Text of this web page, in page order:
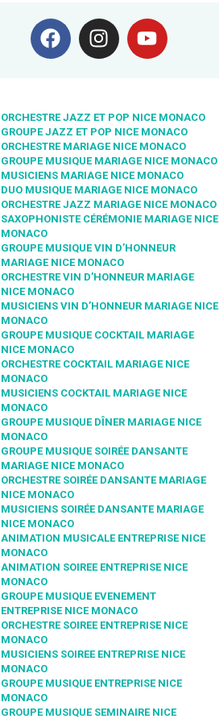
ORCHESTRE JAZZ ET POP NICE MONACO
GROUPE JAZZ ET POP NICE MONACO
ORCHESTRE MARIAGE NICE MONACO
GROUPE MUSIQUE MARIAGE NICE MONACO
MUSICIENS MARIAGE NICE MONACO
DUO MUSIQUE MARIAGE NICE MONACO
ORCHESTRE JAZZ MARIAGE NICE MONACO
SAXOPHONISTE CÉRÉMONIE MARIAGE NICE
MONACO
GROUPE MUSIQUE VIN D’HONNEUR
MARIAGE NICE MONACO
ORCHESTRE VIN D’HONNEUR MARIAGE
NICE MONACO
MUSICIENS VIN D’HONNEUR MARIAGE NICE
MONACO
GROUPE MUSIQUE COCKTAIL MARIAGE
NICE MONACO
ORCHESTRE COCKTAIL MARIAGE NICE
MONACO
MUSICIENS COCKTAIL MARIAGE NICE
MONACO
GROUPE MUSIQUE DÎNER MARIAGE NICE
MONACO
GROUPE MUSIQUE SOIRÉE DANSANTE
MARIAGE NICE MONACO
ORCHESTRE SOIRÉE DANSANTE MARIAGE
NICE MONACO
MUSICIENS SOIRÉE DANSANTE MARIAGE
NICE MONACO
ANIMATION MUSICALE ENTREPRISE NICE
MONACO
ANIMATION SOIREE ENTREPRISE NICE
MONACO
GROUPE MUSIQUE EVENEMENT
ENTREPRISE NICE MONACO
ORCHESTRE SOIREE ENTREPRISE NICE
MONACO
MUSICIENS SOIREE ENTREPRISE NICE
MONACO
GROUPE MUSIQUE ENTREPRISE NICE
MONACO
GROUPE MUSIQUE SEMINAIRE NICE